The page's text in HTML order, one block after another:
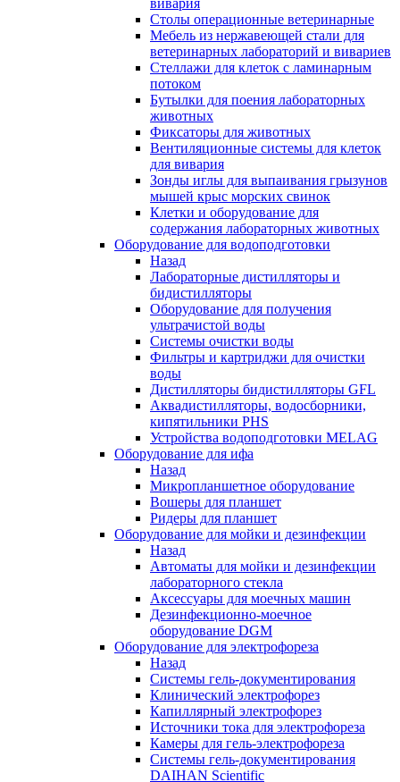
Столы операционные ветеринарные
Мебель из нержавеющей стали для
ветеринарных лабораторий и вивариев
Стеллажи для клеток с ламинарным
потоком
Бутылки для поения лабораторных
животных
Фиксаторы для животных
Вентиляционные системы для клеток
для вивария
Зонды иглы для выпаивания грызунов
мышей крыс морских свинок
Клетки и оборудование для
содержания лабораторных животных
Оборудование для водоподготовки
Назад
Лабораторные дистилляторы и
бидистилляторы
Оборудование для получения
ультрачистой воды
Системы очистки воды
Фильтры и картриджи для очистки
воды
Дистилляторы бидистилляторы GFL
Аквадистилляторы, водосборники,
кипятильники PHS
Устройства водоподготовки MELAG
Оборудование для ифа
Назад
Микропланшетное оборудование
Вошеры для планшет
Ридеры для планшет
Оборудование для мойки и дезинфекции
Назад
Автоматы для мойки и дезинфекции
лабораторного стекла
Аксессуары для моечных машин
Дезинфекционно-моечное
оборудование DGM
Оборудование для электрофореза
Назад
Системы гель-документирования
Клинический электрофорез
Капиллярный электрофорез
Источники тока для электрофореза
Камеры для гель-электрофореза
Системы гель-документирования
DAIHAN Scientific